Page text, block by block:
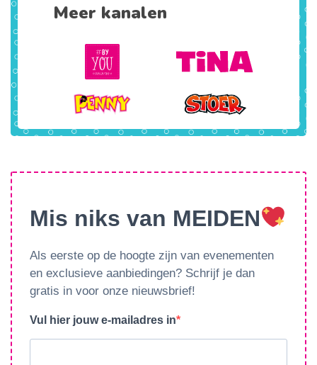
Meer kanalen
Mis niks van MEIDEN
Als eerste op de hoogte zijn van evenementen
en exclusieve aanbiedingen? Schrijf je dan
gratis in voor onze nieuwsbrief!
Vul hier jouw e-mailadres in